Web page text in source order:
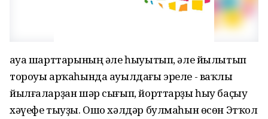
Һауа шарттарының әле һыуытып, әле йылытып
тороуы арҡаһында ауылдағы эреле - ваҡлы
йылғаларҙан шәр сығып, йорттарҙы һыу баҫыу
хәүефе тыуҙы. Ошо хәлдәр булмаһын өсөн Этҡол